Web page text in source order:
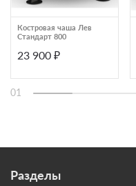
Костровая чаша Лев
Стандарт 800
23 900 ₽
01
Разделы